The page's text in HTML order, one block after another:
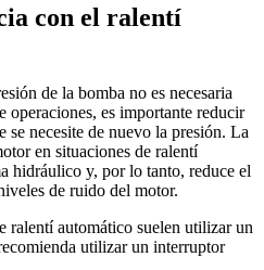
con el ralentí
de la bomba no es necesaria
es importante reducir
se necesite de nuevo la presión. La
en situaciones de ralentí
hidráulico y, por lo tanto, reduce el
de ruido del motor.
ralentí automático suelen utilizar un
utilizar un interruptor